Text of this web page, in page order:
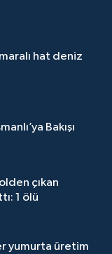
hat deniz
Bakışı
çıkan
1 ölü
yumurta üretim